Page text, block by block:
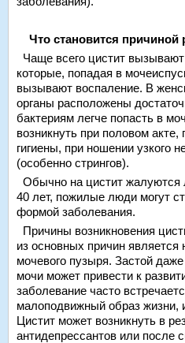
Что становится причиной
Чаще всего цистит
которые, попадая в
вызывают воспаление. В
органы расположены
бактериям легче попасть в
возникнуть при половом
гигиены, при ношении узкого
(особенно стрингов).
Обычно на цистит жалуются
40 лет, пожилые люди могут
формой заболевания.
Причины возникновения
из основных причин является
мочевого пузыря. Застой
мочи может привести к
заболевание часто
малоподвижный образ жизни,
Цистит может возникнуть в
антидепрессантов или после